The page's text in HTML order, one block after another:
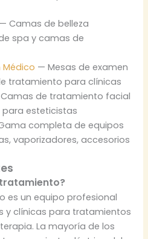
— Camas de belleza
spa y camas de
Médico — Mesas de examen
tratamiento para clínicas
de tratamiento facial
esteticistas
completa de equipos
vaporizadores, accesorios
es un equipo profesional
y clínicas para tratamientos
La mayoría de los